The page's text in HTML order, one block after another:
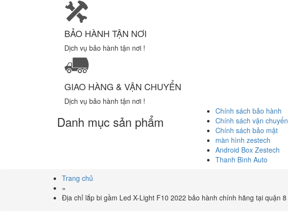
BẢO HÀNH TẬN NƠI
Dịch vụ bảo hành tận nơi !
GIAO HÀNG & VẬN CHUYỂN
Dịch vụ bảo hành tận nơi !
Danh mục sản phẩm
Chính sách bảo hành
Chính sách vận chuyển
Chính sách bảo mật
màn hình zestech
Android Box Zestech
Thanh Bình Auto
Trang chủ
»
Địa chỉ lắp bi gầm Led X-Light F10 2022 bảo hành chính hãng tại quận 8